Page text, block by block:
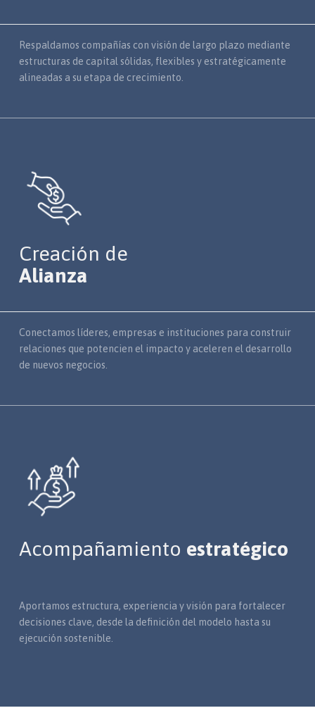
Respaldamos compañías con visión de largo plazo mediante
estructuras de capital sólidas, flexibles y estratégicamente
alineadas a su etapa de crecimiento.
Creación de
Alianza
Conectamos líderes, empresas e instituciones para construir
relaciones que potencien el impacto y aceleren el desarrollo
de nuevos negocios.
Acompañamiento estratégico
Aportamos estructura, experiencia y visión para fortalecer
decisiones clave, desde la definición del modelo hasta su
ejecución sostenible.